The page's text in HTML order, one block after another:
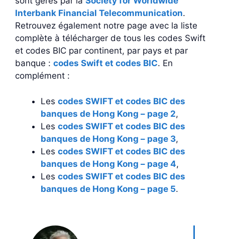
Interbank Financial Telecommunication.
Retrouvez également notre page avec la liste
complète à télécharger de tous les codes Swift
et codes BIC par continent, par pays et par
banque : codes Swift et codes BIC. En
complément :
Les codes SWIFT et codes BIC des
banques de Hong Kong – page 2,
Les codes SWIFT et codes BIC des
banques de Hong Kong – page 3,
Les codes SWIFT et codes BIC des
banques de Hong Kong – page 4,
Les codes SWIFT et codes BIC des
banques de Hong Kong – page 5.